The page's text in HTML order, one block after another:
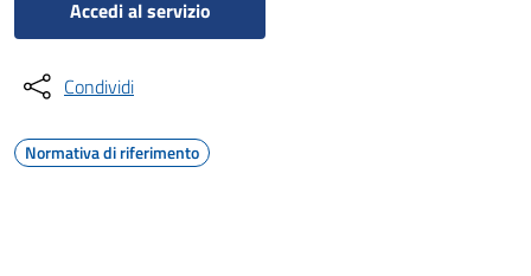
Accedi al servizio
Condividi
Normativa di riferimento